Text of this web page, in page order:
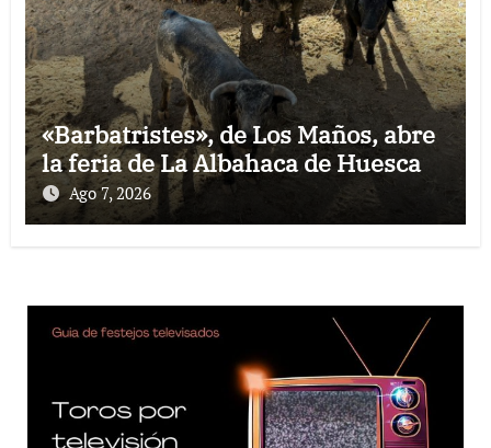
«Barbatristes», de Los Maños, abre
la feria de La Albahaca de Huesca
Ago 7, 2026